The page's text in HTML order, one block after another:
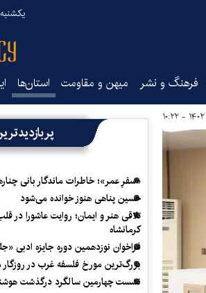
یکشنبه ۱۸ مرداد
فرهنگ و نشر میهن و مقاومت استان‌ها
«سفرِ عمر»؛ خاطرات ماندگار بانی
حسین پناهی هنوز خوانده می‌شود
تلاقی هنر و ایمان؛ روایت عاشورا در
کرمانشاه
فراخوان نوزدهمین دوره جایزه ادبی
بزرگ‌ترین مورخ فلسفه غرب در روزگار
نشست چهارمین سالگرد درگذشت